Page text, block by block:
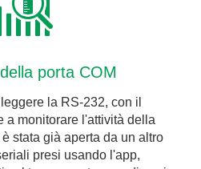
porta COM
la RS-232, con il
a monitorare l'attività della
stata già aperta da un altro
presi usando l'app,